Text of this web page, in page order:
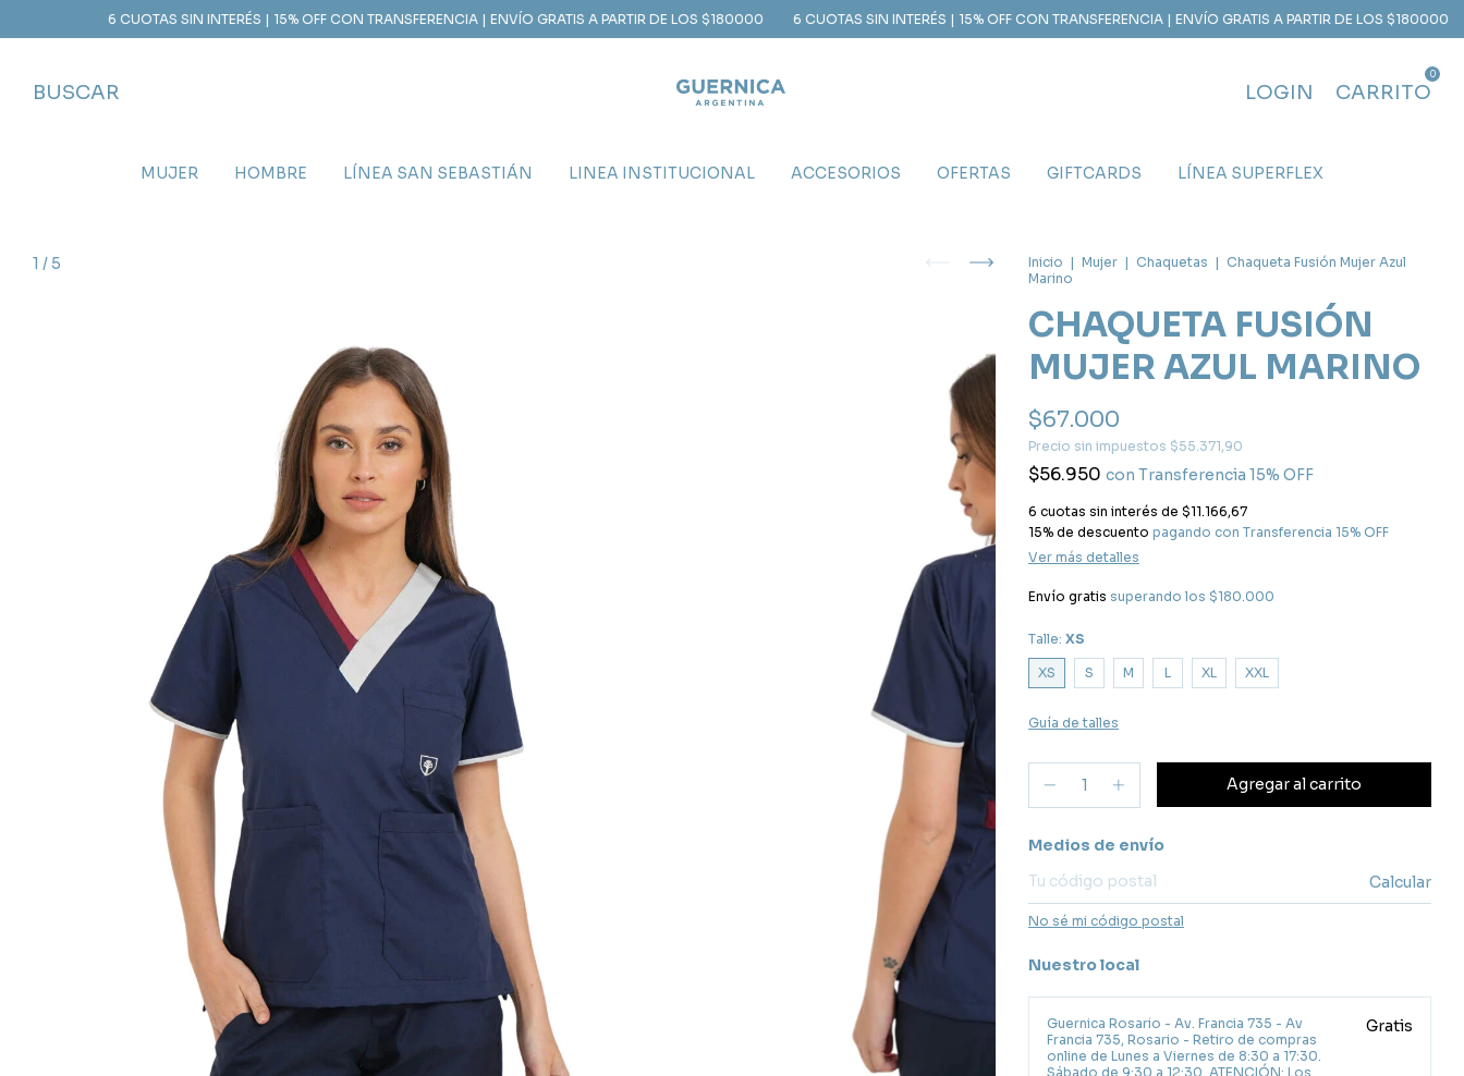
6 CUOTAS SIN INTERÉS | 15% OFF CON TRANSFERENCIA | ENVÍO GRATIS A PARTIR DE LOS $180000 6 CUOTAS SIN INTERÉS | 15% OFF CON TRANSFERENCIA | ENVÍO GRATIS A PARTIR DE LOS $180000 6
BUSCAR LOGIN CARRITO
0
MUJER HOMBRE LÍNEA SAN SEBASTIÁN LINEA INSTITUCIONAL ACCESORIOS OFERTAS GIFTCARDS LÍNEA SUPERFLEX
1 / 5 Inicio | Mujer | Chaquetas | Chaqueta Fusión Mujer Azul
Marino
CHAQUETA FUSIÓN
MUJER AZUL MARINO
$67.000
Precio sin impuestos $55.371,90
$56.950 con Transferencia 15% OFF
6 cuotas sin interés de $11.166,67
15% de descuento pagando con Transferencia 15% OFF
Ver más detalles
Envío gratis superando los $180.000
Talle: XS
XS S M L XL XXL
Guía de talles
Entregas para el CP:
Medios de envío
Calcular
No sé mi código postal
Nuestro local
Guernica Rosario - Av. Francia 735 - Av
Francia 735, Rosario - Retiro de compras
online de Lunes a Viernes de 8:30 a 17:30.
Sábado de 9:30 a 12:30. ATENCIÓN: Los
Gratis